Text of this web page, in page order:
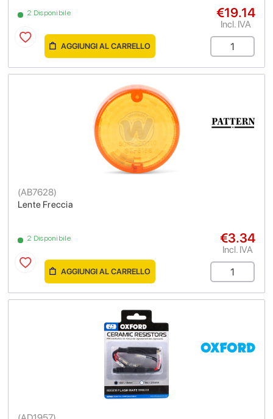
2 Disponibile €19.14
Incl. IVA
AGGIUNGI AL CARRELLO
Lente Freccia
(AB7628)
2 Disponibile €3.34
Incl. IVA
AGGIUNGI AL CARRELLO